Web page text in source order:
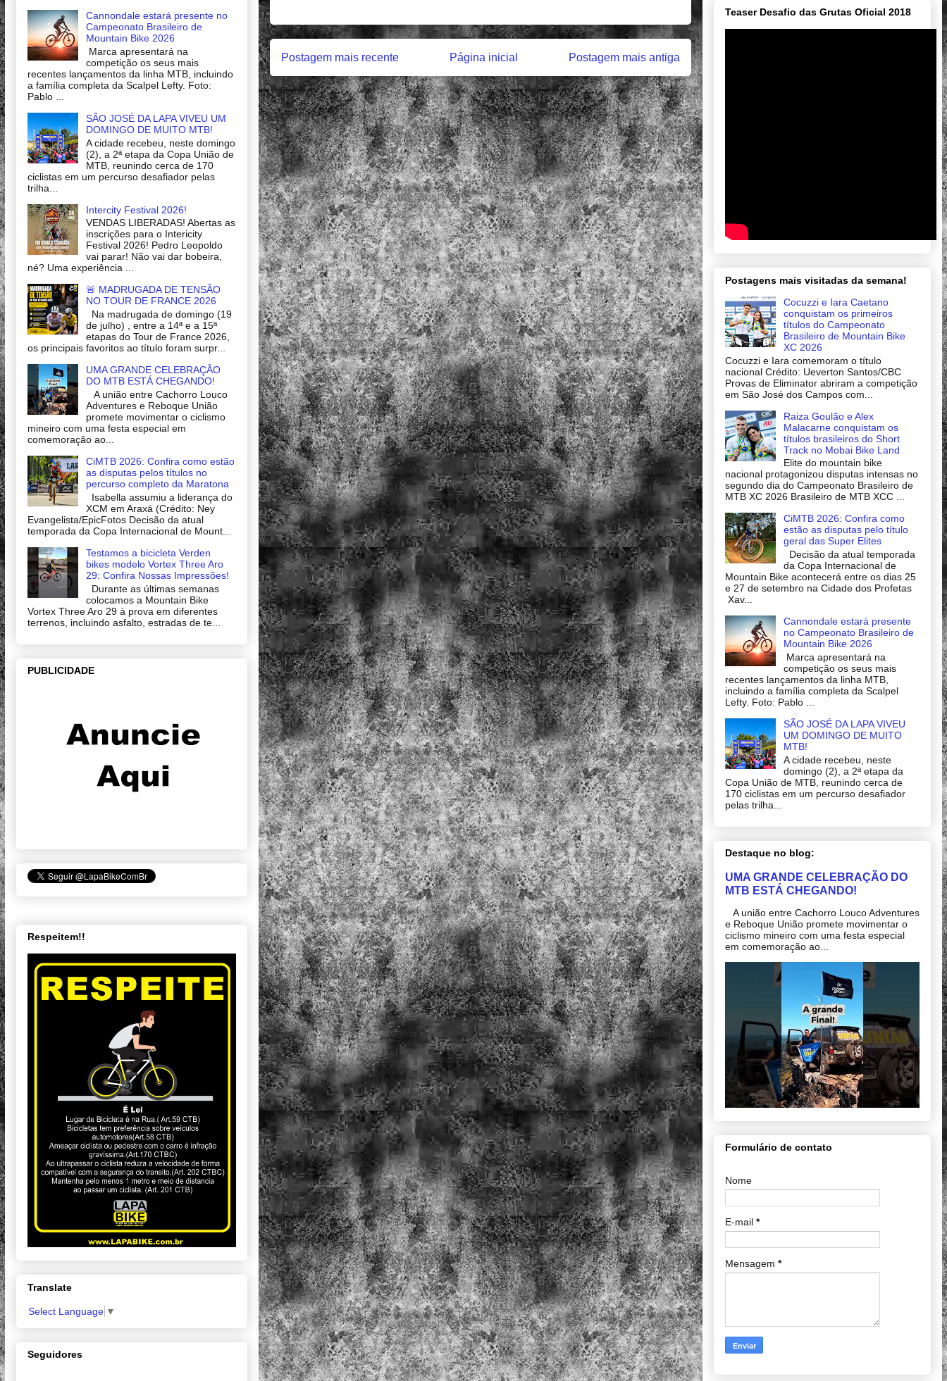
Postagem mais recente Postagem mais antiga
Página inicial
Cannondale estará presente no
Campeonato Brasileiro de
Mountain Bike 2026
Marca apresentará na
competição os seus mais
recentes lançamentos da linha MTB, incluindo
a família completa da Scalpel Lefty. Foto:
Pablo ...
SÃO JOSÉ DA LAPA VIVEU UM
DOMINGO DE MUITO MTB!
A cidade recebeu, neste domingo
(2), a 2ª etapa da Copa União de
MTB, reunindo cerca de 170
ciclistas em um percurso desafiador pelas
trilha...
Intercity Festival 2026!
VENDAS LIBERADAS! Abertas as
inscrições para o Intericity
Festival 2026! Pedro Leopoldo
vai parar! Não vai dar bobeira,
né? Uma experiência ...
🚨 MADRUGADA DE TENSÃO
NO TOUR DE FRANCE 2026
Na madrugada de domingo (19
de julho) , entre a 14ª e a 15ª
etapas do Tour de France 2026,
os principais favoritos ao título foram surpr...
UMA GRANDE CELEBRAÇÃO
DO MTB ESTÁ CHEGANDO!
A união entre Cachorro Louco
Adventures e Reboque União
promete movimentar o ciclismo
mineiro com uma festa especial em
comemoração ao...
CiMTB 2026: Confira como estão
as disputas pelos títulos no
percurso completo da Maratona
Isabella assumiu a liderança do
XCM em Araxá (Crédito: Ney
Evangelista/EpicFotos Decisão da atual
temporada da Copa Internacional de Mount...
Testamos a bicicleta Verden
bikes modelo Vortex Three Aro
29: Confira Nossas Impressões!
Durante as últimas semanas
colocamos a Mountain Bike
Vortex Three Aro 29 à prova em diferentes
terrenos, incluindo asfalto, estradas de te...
PUBLICIDADE
Respeitem!!
Translate
Select Language ▼
Seguidores
Teaser Desafio das Grutas Oficial 2018
Postagens mais visitadas da semana!
Cocuzzi e Iara Caetano
conquistam os primeiros
títulos do Campeonato
Brasileiro de Mountain Bike
XC 2026
Cocuzzi e Iara comemoram o título
nacional Crédito: Ueverton Santos/CBC
Provas de Eliminator abriram a competição
em São José dos Campos com...
Raiza Goulão e Alex
Malacarne conquistam os
títulos brasileiros do Short
Track no Mobai Bike Land
Elite do mountain bike
nacional protagonizou disputas intensas no
segundo dia do Campeonato Brasileiro de
MTB XC 2026 Brasileiro de MTB XCC ...
CiMTB 2026: Confira como
estão as disputas pelo título
geral das Super Elites
Decisão da atual temporada
da Copa Internacional de
Mountain Bike acontecerá entre os dias 25
e 27 de setembro na Cidade dos Profetas
Xav...
Cannondale estará presente
no Campeonato Brasileiro de
Mountain Bike 2026
Marca apresentará na
competição os seus mais
recentes lançamentos da linha MTB,
incluindo a família completa da Scalpel
Lefty. Foto: Pablo ...
SÃO JOSÉ DA LAPA VIVEU
UM DOMINGO DE MUITO
MTB!
A cidade recebeu, neste
domingo (2), a 2ª etapa da
Copa União de MTB, reunindo cerca de
170 ciclistas em um percurso desafiador
pelas trilha...
Destaque no blog:
UMA GRANDE CELEBRAÇÃO DO
MTB ESTÁ CHEGANDO!
A união entre Cachorro Louco Adventures
e Reboque União promete movimentar o
ciclismo mineiro com uma festa especial
em comemoração ao...
Formulário de contato
Nome
E-mail *
Mensagem *